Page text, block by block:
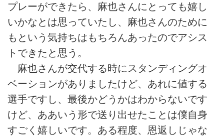
プレーができたら、麻也さんにとっても嬉し
いかなとは思っていたし、麻也さんのために
もという気持ちはもちろんあったのでアシス
トできたと思う。
麻也さんが交代する時にスタンディングオ
ベーションがありましたけど、あれに値する
選手ですし、最後かどうかはわからないです
けど、ああいう形で送り出せたことは僕自身
すごく嬉しいです。ある程度、恩返しじゃな